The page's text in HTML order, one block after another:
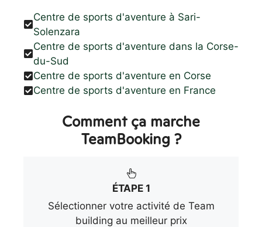
Centre de sports d'aventure à Sari-
Solenzara
Centre de sports d'aventure dans la Corse-
du-Sud
Centre de sports d'aventure en Corse
Centre de sports d'aventure en France
Comment ça marche
TeamBooking ?
ÉTAPE 1
Sélectionner votre activité de Team
building au meilleur prix